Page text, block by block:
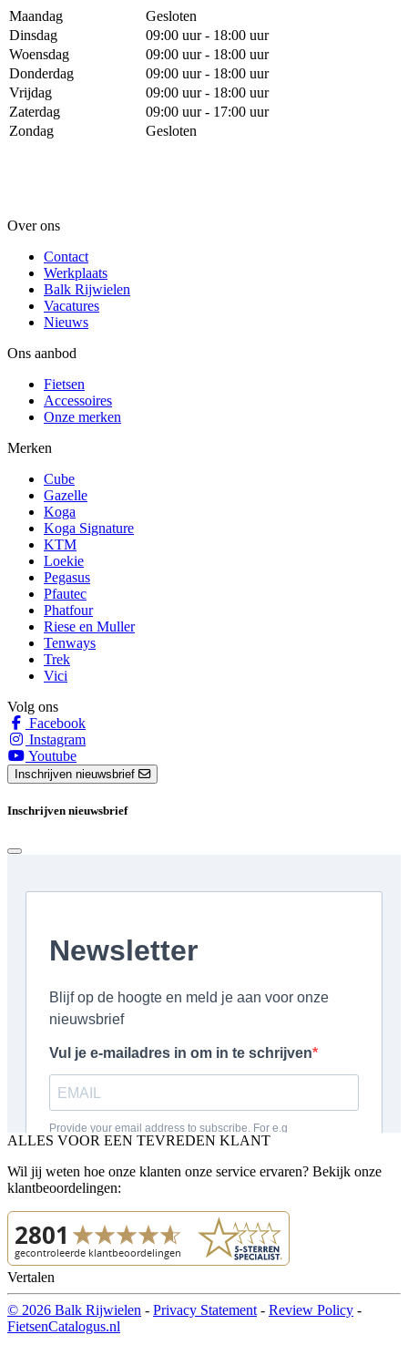
Maandag
Gesloten
Dinsdag
09:00 uur - 18:00 uur
Woensdag
09:00 uur - 18:00 uur
Donderdag
09:00 uur - 18:00 uur
Vrijdag
09:00 uur - 18:00 uur
Zaterdag
09:00 uur - 17:00 uur
Zondag
Gesloten
Over ons
Contact
Werkplaats
Balk Rijwielen
Vacatures
Nieuws
Ons aanbod
Fietsen
Accessoires
Onze merken
Merken
Cube
Gazelle
Koga
Koga Signature
KTM
Loekie
Pegasus
Pfautec
Phatfour
Riese en Muller
Tenways
Trek
Vici
Volg ons
Facebook
Instagram
Youtube
Inschrijven nieuwsbrief
Inschrijven nieuwsbrief
ALLES VOOR EEN TEVREDEN KLANT
Wil jij weten hoe onze klanten onze service ervaren? Bekijk onze
klantbeoordelingen:
Vertalen
© 2026 Balk Rijwielen - Privacy Statement - Review Policy -
FietsenCatalogus.nl